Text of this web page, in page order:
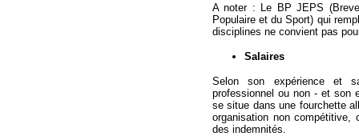
A noter : Le BP JEPS
Populaire et du Sport) qui
disciplines ne convient pas
Salaires
Selon son expérience et
professionnel ou non - et son
se situe dans une fourchette
organisation non compétitive,
des indemnités.